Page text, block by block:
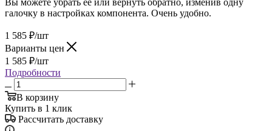
галочку в настройках компонента. Очень удобно.
1 585 ₽/шт
Варианты цен
1 585 ₽/шт
Подробности
В корзину
Купить в 1 клик
Рассчитать доставку